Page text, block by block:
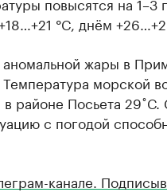
°C, днём
аномальной жары в
морской
районе Посьета 29˚С.
с погодой
канале.